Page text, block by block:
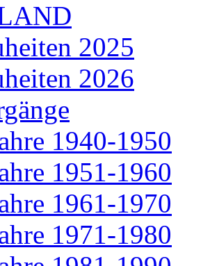
2025
2026
1940-1950
1951-1960
1961-1970
1971-1980